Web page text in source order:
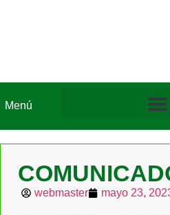
Menú
webmaster mayo 23,